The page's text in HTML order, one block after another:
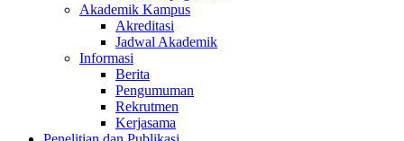
Akademik Kampus
Akreditasi
Jadwal Akademik
Informasi
Berita
Pengumuman
Rekrutmen
Kerjasama